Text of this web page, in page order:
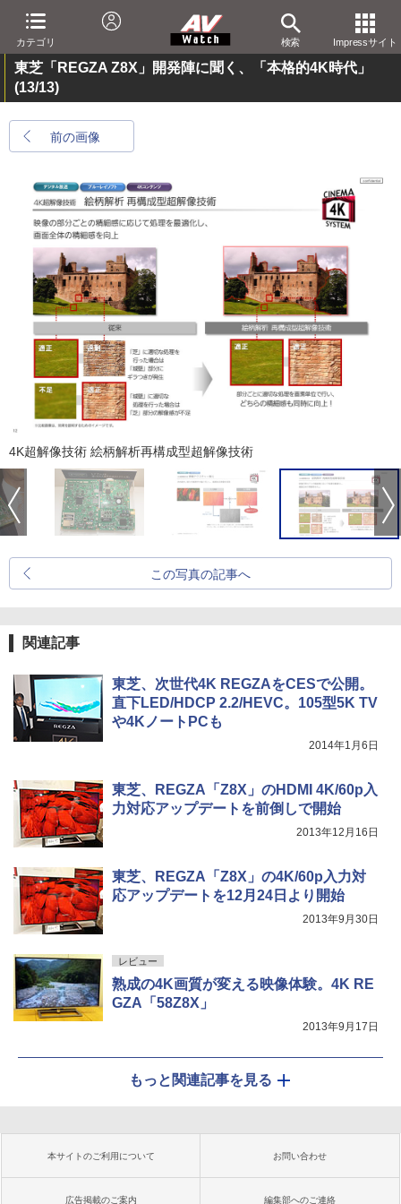
カテゴリ 検索 Impressサイト
東芝「REGZA Z8X」開発陣に聞く、「本格的4K時代」
(13/13)
前の画像
4K超解像技術 絵柄解析再構成型超解像技術
この写真の記事へ
関連記事
東芝、次世代4K REGZAをCESで公開。
直下LED/HDCP 2.2/HEVC。105型5K TV
や4KノートPCも
2014年1月6日
東芝、REGZA「Z8X」のHDMI 4K/60p入
力対応アップデートを前倒しで開始
2013年12月16日
東芝、REGZA「Z8X」の4K/60p入力対
応アップデートを12月24日より開始
2013年9月30日
レビュー
熟成の4K画質が変える映像体験。4K RE
GZA「58Z8X」
2013年9月17日
もっと関連記事を見る
本サイトのご利用について お問い合わせ
広告掲載のご案内 編集部へのご連絡